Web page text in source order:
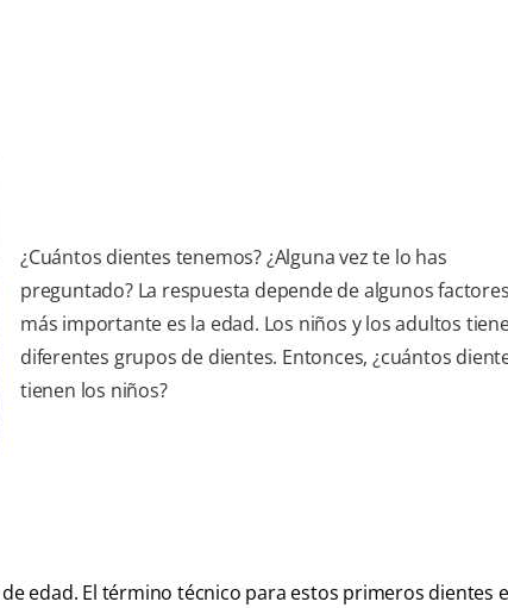
¿Cuántos dientes tenemos? ¿Alguna vez te lo has
preguntado? La respuesta depende de algunos
más importante es la edad. Los niños y los adultos
diferentes grupos de dientes. Entonces, ¿cuántos
tienen los niños?
edad. El término técnico para estos primeros dientes